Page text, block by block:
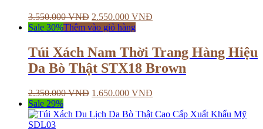
3.550.000VNĐ 2.550.000 VNĐ
Sale 30%Thêm vào giỏ hàng
Túi Xách Nam Thời Trang Hàng Hiệu
Da Bò Thật STX18 Brown
2.350.000VNĐ 1.650.000 VNĐ
Sale 29%